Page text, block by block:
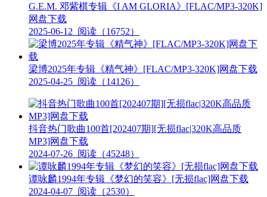
G.E.M. 邓紫棋专辑《I AM GLORIA》[FLAC/MP3-320K]
网盘下载
2025-06-12 阅读（16752）
梁博2025年专辑《精气神》[FLAC/MP3-320K]网盘下载
2025-04-25 阅读（14126）
抖音热门歌曲100首[202407期][无损flac|320K高品质
MP3]网盘下载
2024-07-26 阅读（45248）
谭咏麟1994年专辑《梦幻的笑容》[无损flac]网盘下载
2024-04-07 阅读（2530）